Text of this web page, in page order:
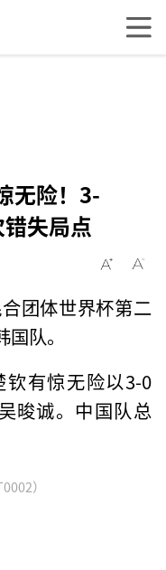
无险！3-
失局点
团体世界杯第二
队。
有惊无险以3-0
晙诚。中国队总
）